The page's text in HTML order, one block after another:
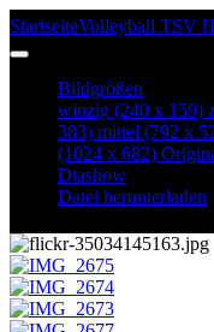
StartseiteVolleyball TSV
Bildgrößen
winzig (240 x 159)
383) mittel (792 x
(1024 x 682)
Diashow
Datei herunterladen